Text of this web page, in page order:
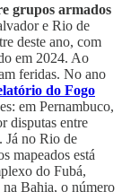
grupos armados
e Rio de
deste ano, com
em 2024. Ao
feridas. No ano
do Fogo
em Pernambuco,
disputas entre
Já no Rio de
mapeados está
do Fubá,
Bahia, o número